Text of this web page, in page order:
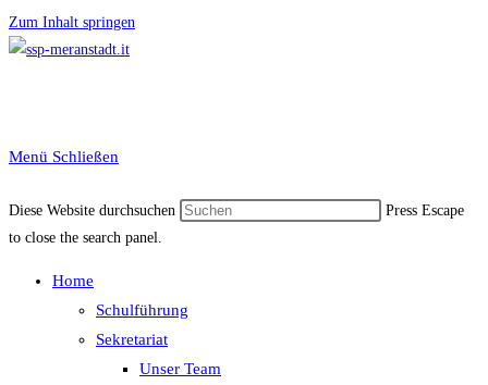
Zum Inhalt springen
Menü Schließen
Diese Website durchsuchen
Press Escape
to close the search panel.
Home
Schulführung
Sekretariat
Unser Team